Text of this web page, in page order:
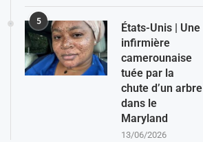
5
États-Unis | Une
infirmière
camerounaise
tuée par la
chute d’un arbre
dans le
Maryland
13/06/2026